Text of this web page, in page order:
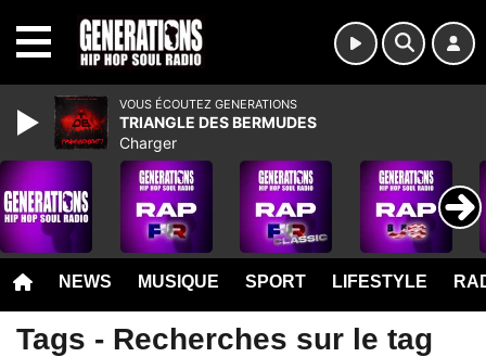
NEWS MUSIQUE SPORT LIFESTYLE
Tags - Recherches sur le tag
VOUS ÉCOUTEZ GENERATIONS
TRIANGLE DES BERMUDES
Charger